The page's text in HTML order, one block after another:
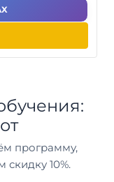
программу,
скидку 10%.